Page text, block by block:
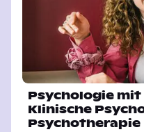
Psychologie
Klinische
Psychotherapie